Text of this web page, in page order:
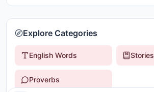
Explore Categories
English Words Stories
Proverbs